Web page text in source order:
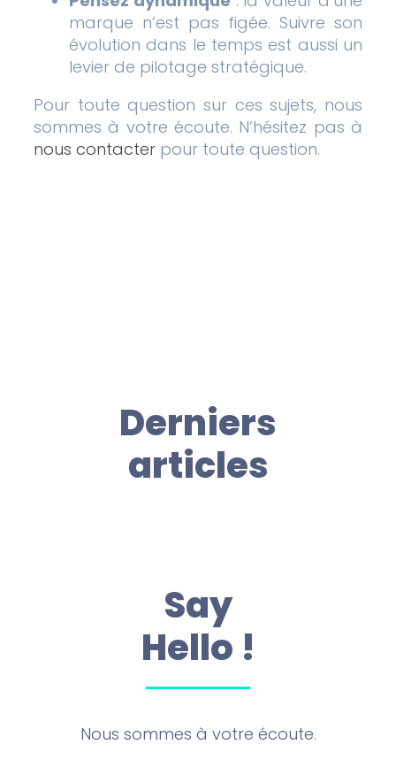
marque n’est pas figée. Suivre son
évolution dans le temps est aussi un
levier de pilotage stratégique.
Pour toute question sur ces sujets, nous
sommes à votre écoute. N’hésitez pas à
nous contacter pour toute question.
Derniers
articles
Say
Hello !
Nous sommes à votre écoute.